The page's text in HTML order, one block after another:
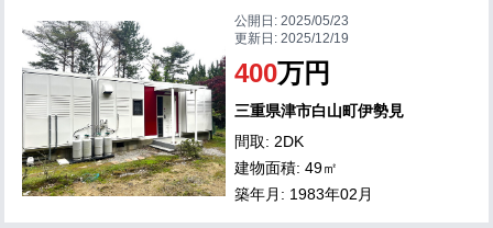
公開日:2025/05/23
更新日:2025/12/19
400万円
三重県津市白山町伊勢見
間取: 2DK
建物面積: 49㎡
築年月: 1983年02月